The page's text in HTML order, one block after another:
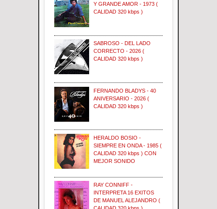
Y GRANDE AMOR - 1973 (
CALIDAD 320 kbps )
SABROSO - DEL LADO
CORRECTO - 2026 (
CALIDAD 320 kbps )
FERNANDO BLADYS - 40
ANIVERSARIO - 2026 (
CALIDAD 320 kbps )
HERALDO BOSIO -
SIEMPRE EN ONDA - 1985 (
CALIDAD 320 kbps ) CON
MEJOR SONIDO
RAY CONNIFF -
INTERPRETA 16 EXITOS
DE MANUEL ALEJANDRO (